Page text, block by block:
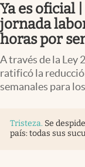
Colombia
Ya es oficial
jornada
horas por
A través de la Ley
ratificó la
semanales para
Tristeza. Se
país: todas sus